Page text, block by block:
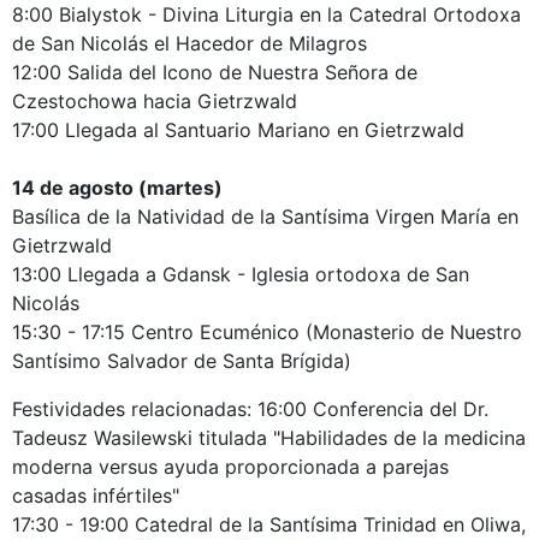
8:00 Bialystok - Divina Liturgia en la Catedral Ortodoxa
de San Nicolás el Hacedor de Milagros
12:00 Salida del Icono de Nuestra Señora de
Czestochowa hacia Gietrzwald
17:00 Llegada al Santuario Mariano en Gietrzwald
14 de agosto (martes)
Basílica de la Natividad de la Santísima Virgen María en
Gietrzwald
13:00 Llegada a Gdansk - Iglesia ortodoxa de San
Nicolás
15:30 - 17:15 Centro Ecuménico (Monasterio de Nuestro
Santísimo Salvador de Santa Brígida)
Festividades relacionadas: 16:00 Conferencia del Dr.
Tadeusz Wasilewski titulada "Habilidades de la medicina
moderna versus ayuda proporcionada a parejas
casadas infértiles"
17:30 - 19:00 Catedral de la Santísima Trinidad en Oliwa,